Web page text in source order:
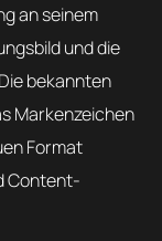
an seinem
und die
bekannten
Markenzeichen
Format
Content-